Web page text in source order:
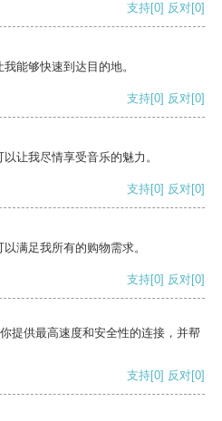
支持[0] 反对[0]
能够快速到达目的地。
支持[0] 反对[0]
让我尽情享受音乐的魅力。
支持[0] 反对[0]
满足我所有的购物需求。
支持[0] 反对[0]
提供最高速度和安全性的连接，并帮
支持[0] 反对[0]